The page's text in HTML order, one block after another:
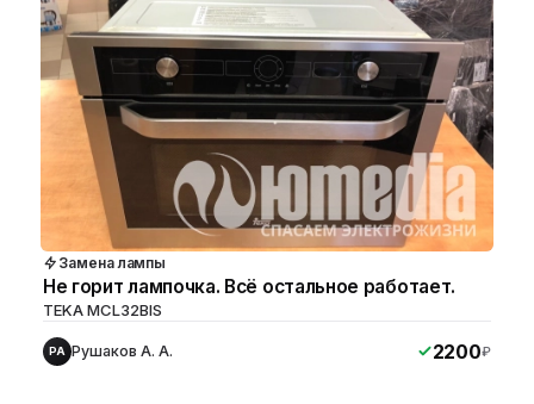
Замена лампы
Не горит лампочка. Всё остальное работает.
TEKA MCL32BIS
РА Рушаков А. А. 2200₽